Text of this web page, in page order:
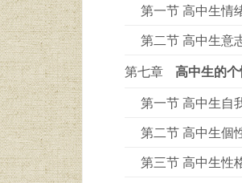
第一节 高中生情
第二节 高中生意
第七章
高中生的
第一节 高中生自
第二节 高中生個
第三节 高中生性